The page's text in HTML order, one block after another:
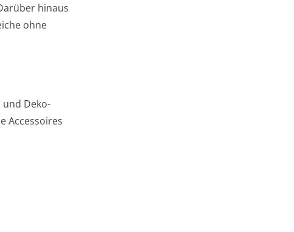
hinaus
ohne
Deko-
Accessoires